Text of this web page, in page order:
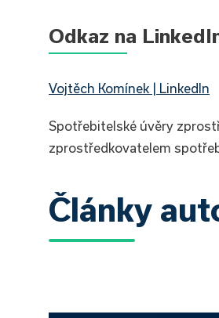
Odkaz na
Vojtěch Komínek | LinkedIn
Spotřebitelské úvěry
zprostředkovatelem
Články